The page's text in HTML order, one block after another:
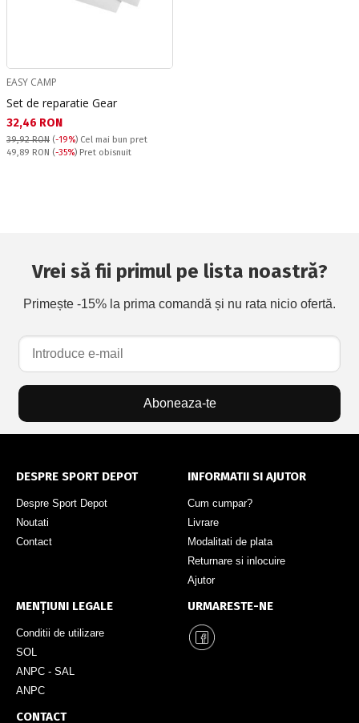
EASY CAMP
Set de reparatie Gear
Текуща цена:
32,46 RON
39,92 RON (-19%) Cel mai bun pret
Pret obisnuit:
49,89 RON (-35%) Pret obisnuit
Vrei să fii primul pe lista noastră?
Primește -15% la prima comandă și nu rata nicio ofertă.
Aboneaza-te
DESPRE SPORT DEPOT
Despre Sport Depot
Noutati
Contact
INFORMATII SI AJUTOR
Cum cumpar?
Livrare
Modalitati de plata
Returnare si inlocuire
Ajutor
MENȚIUNI LEGALE
Conditii de utilizare
SOL
ANPC - SAL
ANPC
URMARESTE-NE
CONTACT